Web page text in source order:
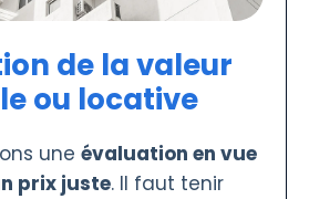
de la valeur
ou locative
une évaluation en vue
prix juste. Il faut tenir